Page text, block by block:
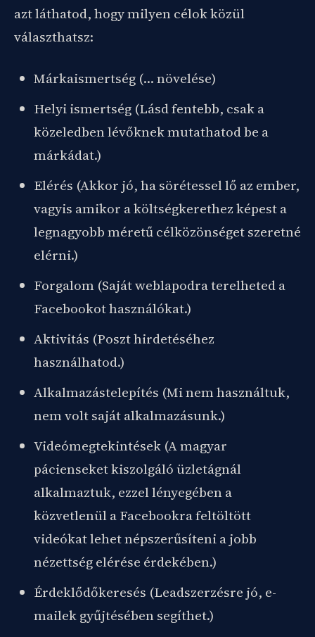
azt láthatod, hogy milyen célok közül
választhatsz:
Márkaismertség (… növelése)
Helyi ismertség (Lásd fentebb, csak a
közeledben lévőknek mutathatod be a
márkádat.)
Elérés (Akkor jó, ha sörétessel lő az ember,
vagyis amikor a költségkerethez képest a
legnagyobb méretű célközönséget szeretné
elérni.)
Forgalom (Saját weblapodra terelheted a
Facebookot használókat.)
Aktivitás (Poszt hirdetéséhez
használhatod.)
Alkalmazástelepítés (Mi nem használtuk,
nem volt saját alkalmazásunk.)
Videómegtekintések (A magyar
pácienseket kiszolgáló üzletágnál
alkalmaztuk, ezzel lényegében a
közvetlenül a Facebookra feltöltött
videókat lehet népszerűsíteni a jobb
nézettség elérése érdekében.)
Érdeklődőkeresés (Leadszerzésre jó, e-
mailek gyűjtésében segíthet.)